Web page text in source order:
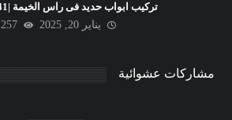
تركيب ابواب حديد فى راس الخيمة |0506691641
يناير 20, 2025
257
مشاركات عشوائية